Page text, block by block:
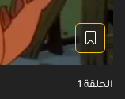
الحلقة 1